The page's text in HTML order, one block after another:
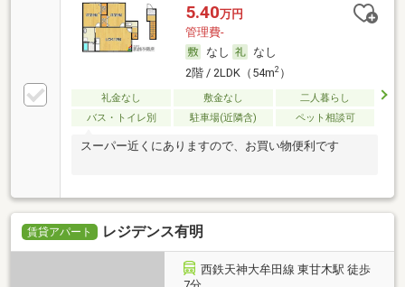
5.40万円
管理費-
なし
なし
2階 / 2LDK（54m2）
礼金なし 敷金なし
二人暮らし
バス・トイレ別
駐車場(近隣含) ペット相談可
スーパー近くにありますので、お買い物便利です
賃貸アパート レジデンス有明
西鉄天神大牟田線 東甘木駅 徒歩